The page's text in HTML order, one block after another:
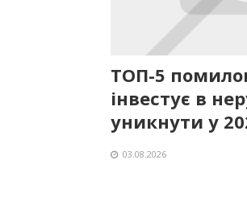
ТОП-5
інвестує в
уникнути у
03.08.2026